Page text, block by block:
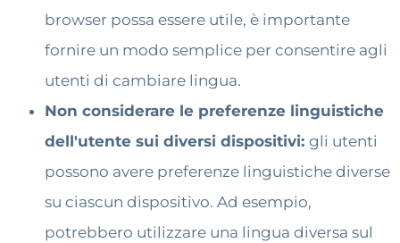
browser possa essere utile, è importante
fornire un modo semplice per consentire agli
utenti di cambiare lingua.
Non considerare le preferenze linguistiche
dell'utente sui diversi dispositivi: gli utenti
possono avere preferenze linguistiche diverse
su ciascun dispositivo. Ad esempio,
potrebbero utilizzare una lingua diversa sul